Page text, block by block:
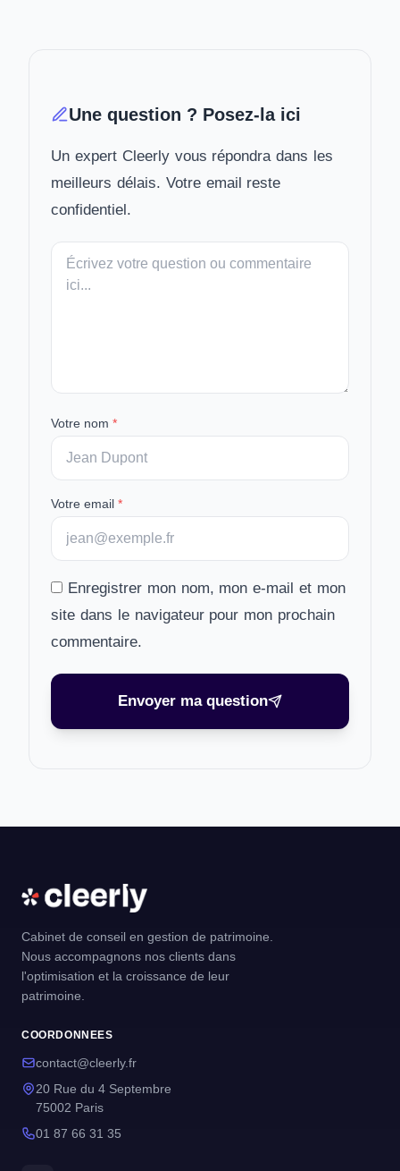
Une question ? Posez-la ici
Un expert Cleerly vous répondra dans les
meilleurs délais. Votre email reste
confidentiel.
Votre
message
Votre nom *
Votre email *
Enregistrer mon nom, mon e-mail et mon
site dans le navigateur pour mon prochain
commentaire.
Envoyer ma question
Cabinet de conseil en gestion de patrimoine.
Nous accompagnons nos clients dans
l'optimisation et la croissance de leur
patrimoine.
COORDONNEES
contact@cleerly.fr
20 Rue du 4 Septembre
75002 Paris
01 87 66 31 35